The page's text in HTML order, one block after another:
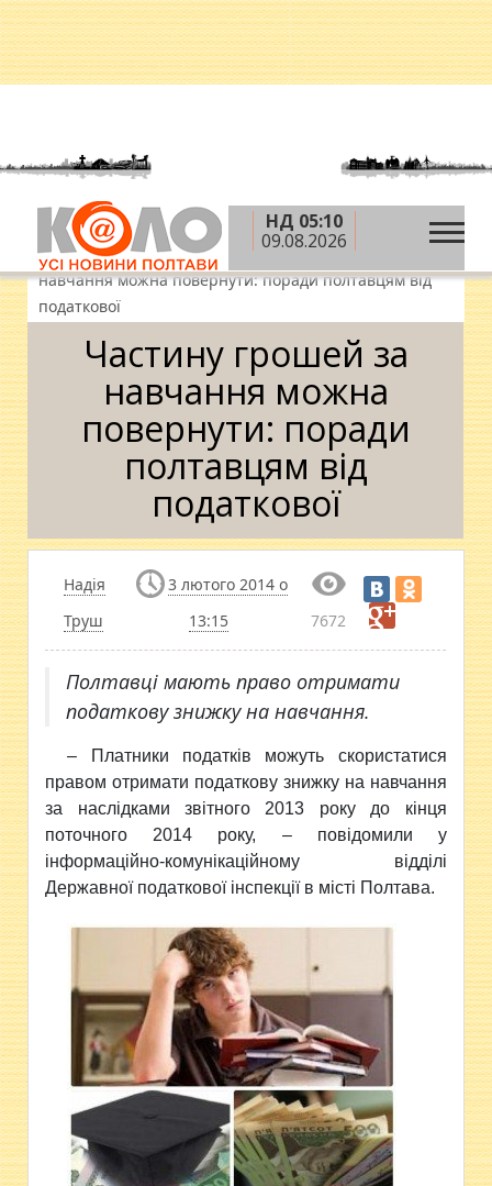
НД 05:10
09.08.2026
Головна » Новини » Освіта »
Студентські новини »
Частину грошей за
навчання можна повернути: поради полтавцям від
податкової
Частину грошей за
навчання можна
повернути: поради
полтавцям від
податкової
Надія
Труш
3 лютого 2014 о
13:15
7672
Полтавці мають право отримати
податкову знижку на навчання.
– Платники податків можуть скористатися
правом отримати податкову знижку на навчання
за наслідками звітного 2013 року до кінця
поточного 2014 року, – повідомили у
інформаційно-комунікаційному відділі
Державної податкової інспекції в місті Полтава.